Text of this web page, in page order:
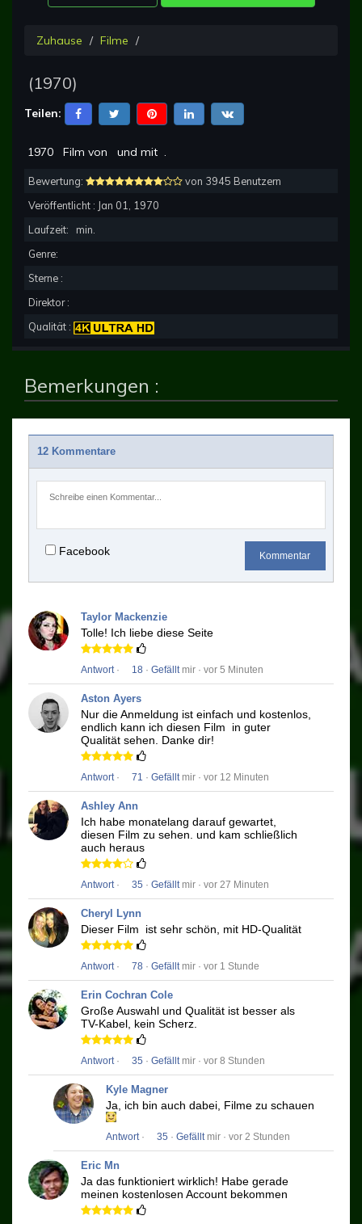
Zuhause Filme
(1970)
Teilen:
1970 Film von und mit .
Bewertung:
von 3945 Benutzern
Veröffentlicht : Jan 01, 1970
Laufzeit:
min.
Genre:
Sterne :
Direktor :
Qualität :
Bemerkungen :
12 Kommentare
Facebook Kommentar
Taylor Mackenzie
Tolle! Ich liebe diese Seite
Antwort· 18 · Gefälltmir · vor 5 Minuten
Aston Ayers
Nur die Anmeldung ist einfach und kostenlos,
endlich kann ich diesen Film
in guter
Qualität sehen. Danke dir!
Antwort· 71 · Gefälltmir · vor 12 Minuten
Ashley Ann
Ich habe monatelang darauf gewartet,
diesen Film zu sehen. und kam schließlich
auch heraus
Antwort· 35 · Gefälltmir · vor 27 Minuten
Cheryl Lynn
Dieser Film ist sehr schön, mit HD-Qualität
Antwort· 78 · Gefälltmir · vor 1 Stunde
Erin Cochran Cole
Große Auswahl und Qualität ist besser als
TV-Kabel, kein Scherz.
Antwort· 35 · Gefälltmir · vor 8 Stunden
Kyle Magner
Ja, ich bin auch dabei, Filme zu schauen
Antwort· 35 · Gefälltmir · vor 2 Stunden
Eric Mn
Ja das funktioniert wirklich! Habe gerade
meinen kostenlosen Account bekommen